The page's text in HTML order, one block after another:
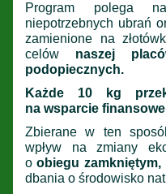
Program polega
niepotrzebnych ubrań
zamienione na
celów naszej
podopiecznych.
Każde 10 kg
na wsparcie
Zbierane w ten
wpływ na zmiany
oobiegu zamkniętym,
dbania o środowisko